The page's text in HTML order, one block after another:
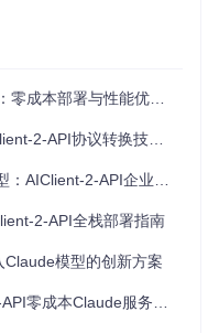
目根目录下的install-a
| grep 3000（Linu
本部署与性能优化指南
API协议转换技术全解析
2-API企业级部署实战指南
2-API全栈部署指南
模型的创新方案
Claude服务实现方案全解析